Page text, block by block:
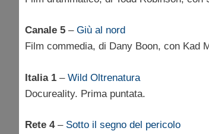
Canale 5 – Giù al nord
Film commedia, di Dany Boon, con Kad
Italia 1 – Wild Oltrenatura
Docureality. Prima puntata.
Rete 4– Sotto il segno del pericolo